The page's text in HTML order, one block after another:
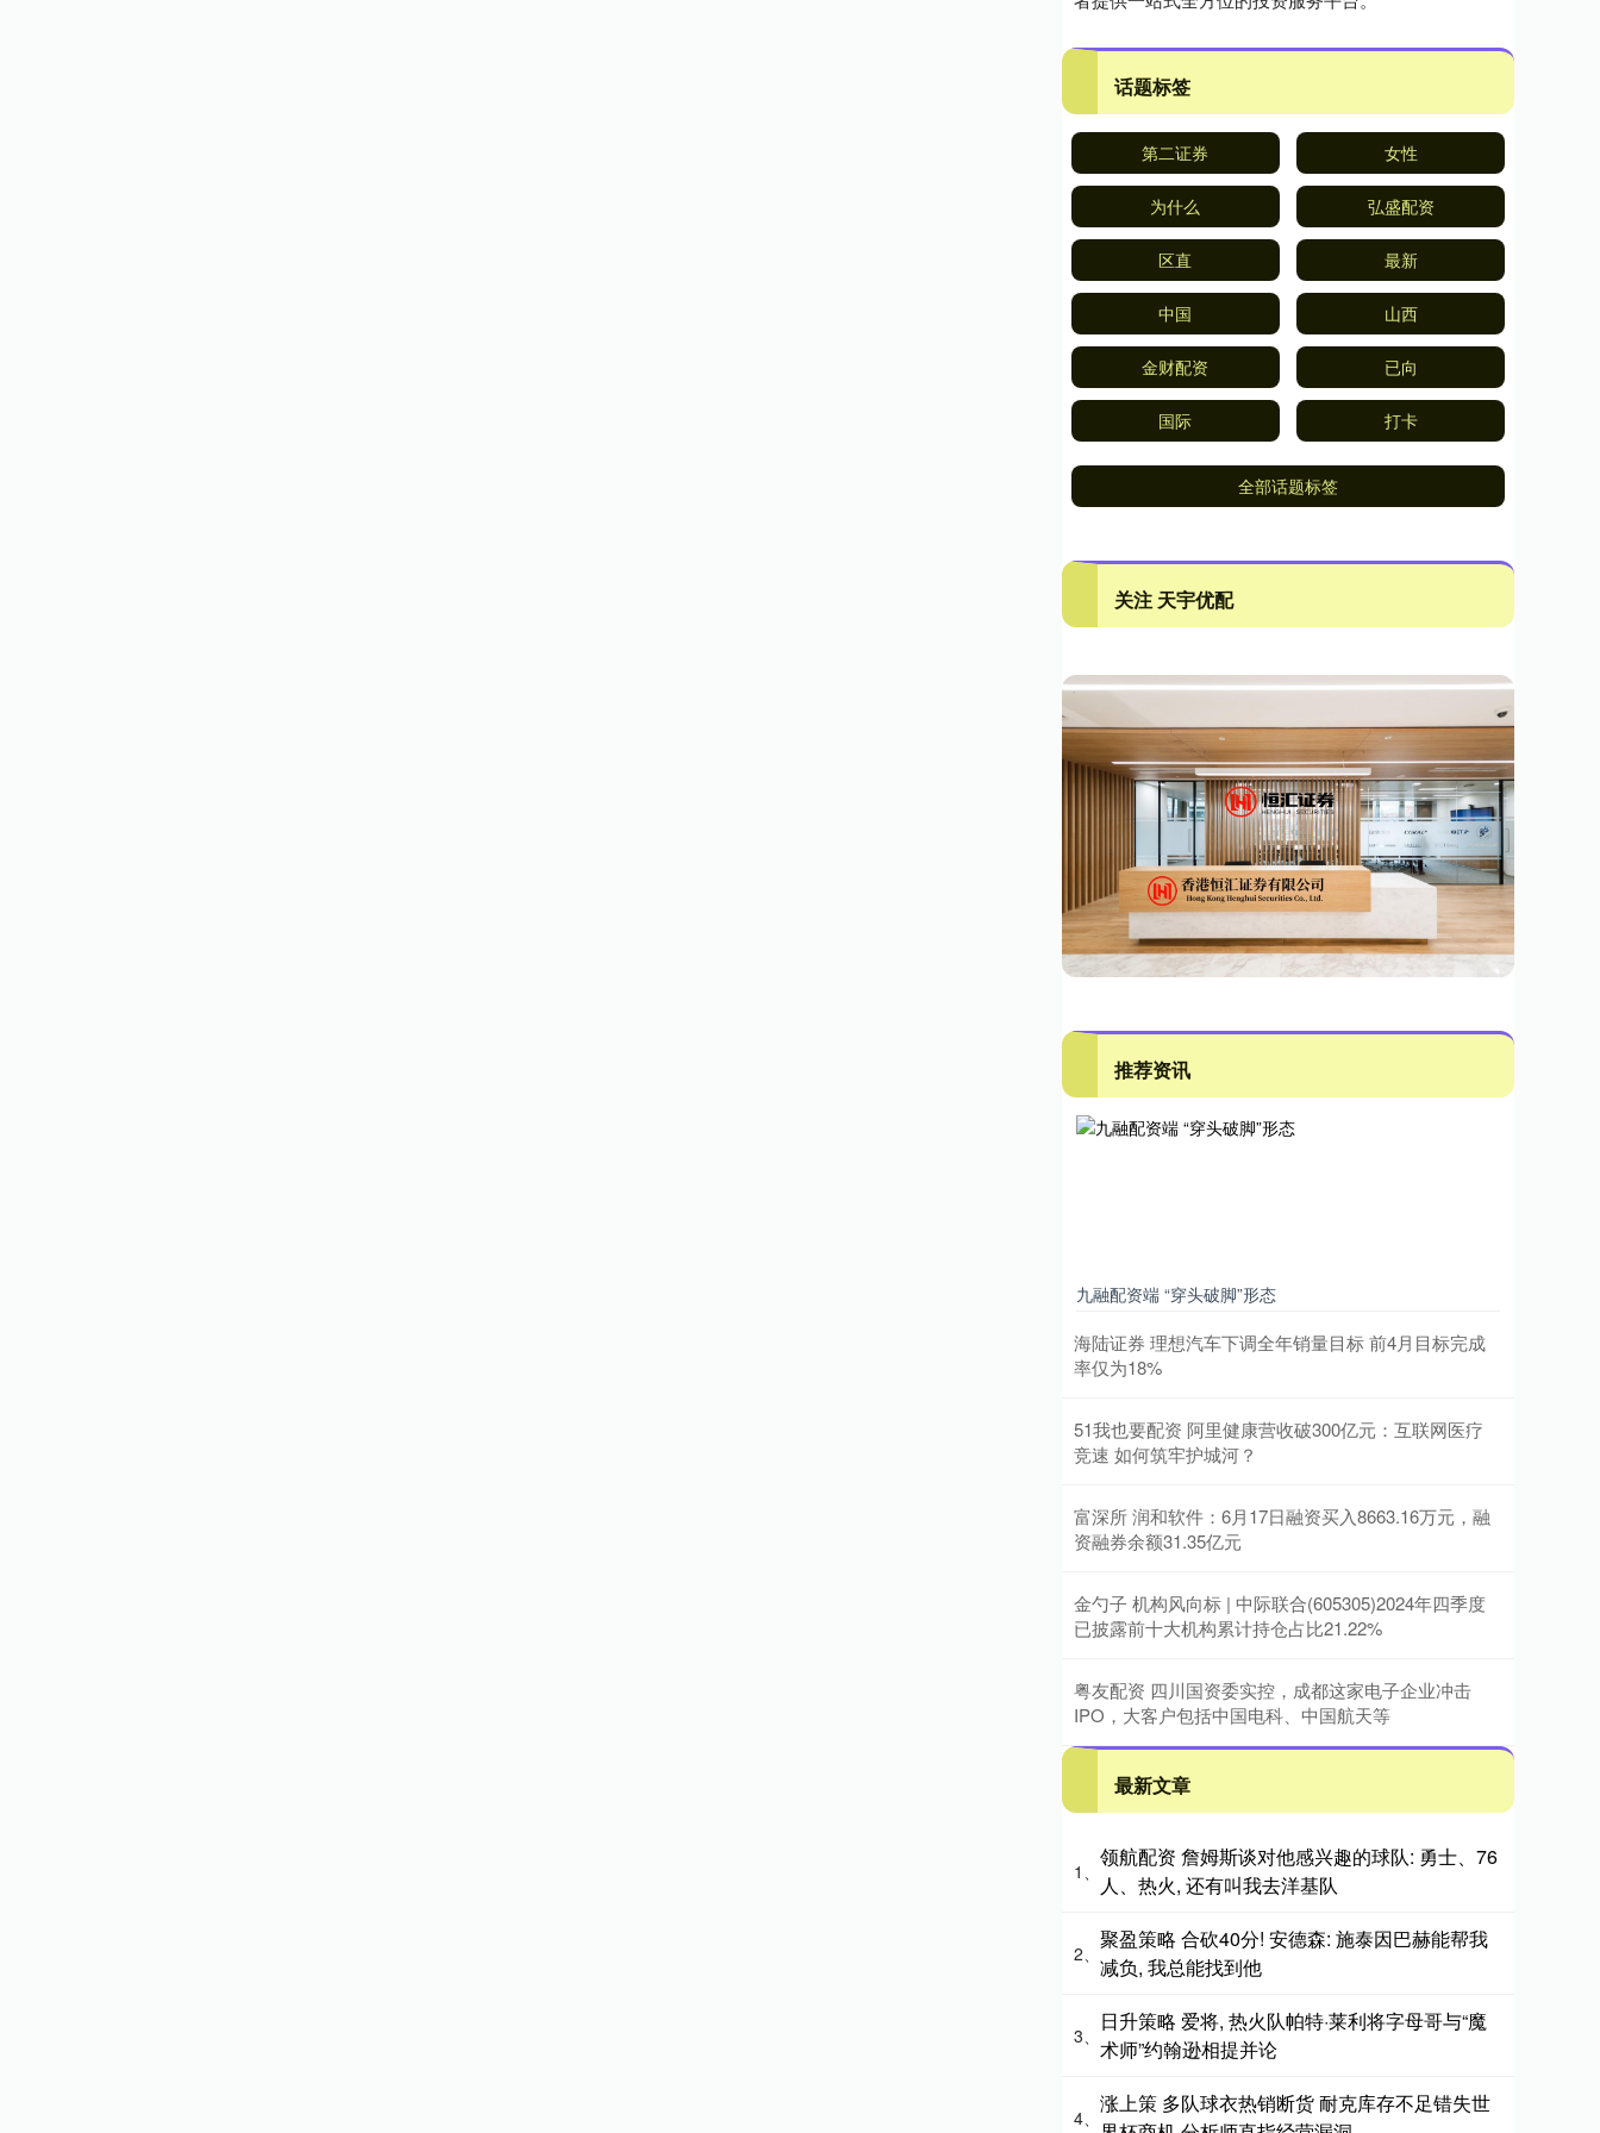
话题标签
第二证券 女性
为什么 弘盛配资
区直 最新
中国 山西
金财配资 已向
国际 打卡
全部话题标签
关注 天宇优配
推荐资讯
九融配资端 “穿头破脚”形态
海陆证券 理想汽车下调全年销量目标 前4月目标完成
率仅为18%
51我也要配资 阿里健康营收破300亿元：互联网医疗
竞速 如何筑牢护城河？
富深所 润和软件：6月17日融资买入8663.16万元，融
资融券余额31.35亿元
金勺子 机构风向标 | 中际联合(605305)2024年四季度
已披露前十大机构累计持仓占比21.22%
粤友配资 四川国资委实控，成都这家电子企业冲击
IPO，大客户包括中国电科、中国航天等
最新文章
1、
领航配资 詹姆斯谈对他感兴趣的球队: 勇士、76
人、热火, 还有叫我去洋基队
2、
聚盈策略 合砍40分! 安德森: 施泰因巴赫能帮我
减负, 我总能找到他
3、
日升策略 爱将, 热火队帕特·莱利将字母哥与“魔
术师”约翰逊相提并论
4、
涨上策 多队球衣热销断货 耐克库存不足错失世